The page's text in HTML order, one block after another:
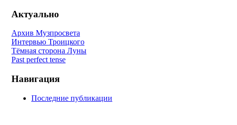
Актуально
Архив Музпросвета
Интервью Троицкого
Тёмная сторона Луны
Past perfect tense
Навигация
Последние публикации